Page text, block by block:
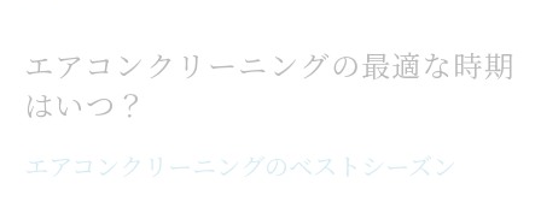
エアコンクリーニングは春と秋どっちが良い？
春と秋の掃除タイミングを比較
春のエアコンクリーニングの利点
エアコンクリーニングの最適な時期
はいつ？
エアコンクリーニングのベストシーズン